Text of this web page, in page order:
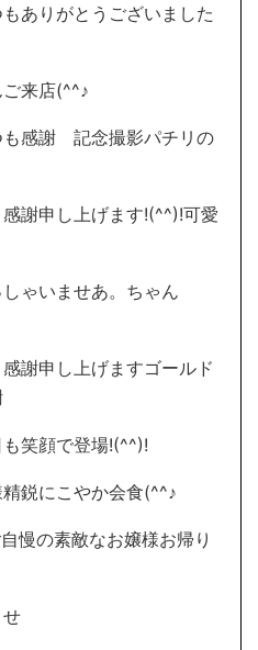
ありがとうございました
来店(^^♪
も感謝 記念撮影パチリの
謝申し上げます!(^^)!可愛
ゃいませあ。ちゃん
謝申し上げますゴールド
笑顔で登場!(^^)!
鋭にこやか会食(^^♪
慢の素敵なお嬢様お帰り